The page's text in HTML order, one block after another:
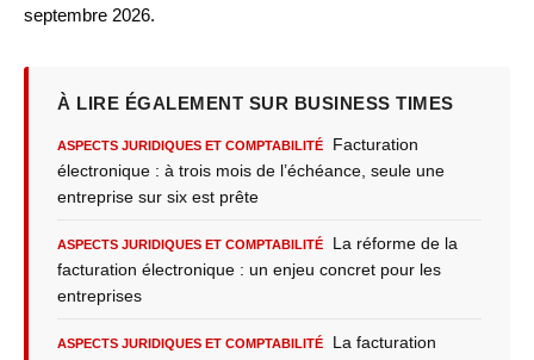
septembre 2026.
À LIRE ÉGALEMENT SUR BUSINESS TIMES
ASPECTS JURIDIQUES ET COMPTABILITÉ
Facturation
électronique : à trois mois de l’échéance, seule une
entreprise sur six est prête
ASPECTS JURIDIQUES ET COMPTABILITÉ
La réforme de la
facturation électronique : un enjeu concret pour les
entreprises
ASPECTS JURIDIQUES ET COMPTABILITÉ
La facturation